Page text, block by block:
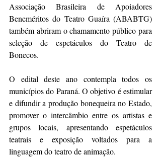
Associação Brasileira de Apoiadores
Beneméritos do Teatro Guaíra (ABABTG)
também abriram o chamamento público para
seleção de espetáculos do Teatro de
Bonecos.
O edital deste ano contempla todos os
municípios do Paraná. O objetivo é estimular
e difundir a produção bonequeira no Estado,
promover o intercâmbio entre os artistas e
grupos locais, apresentando espetáculos
teatrais e exposição voltados para a
linguagem do teatro de animação.